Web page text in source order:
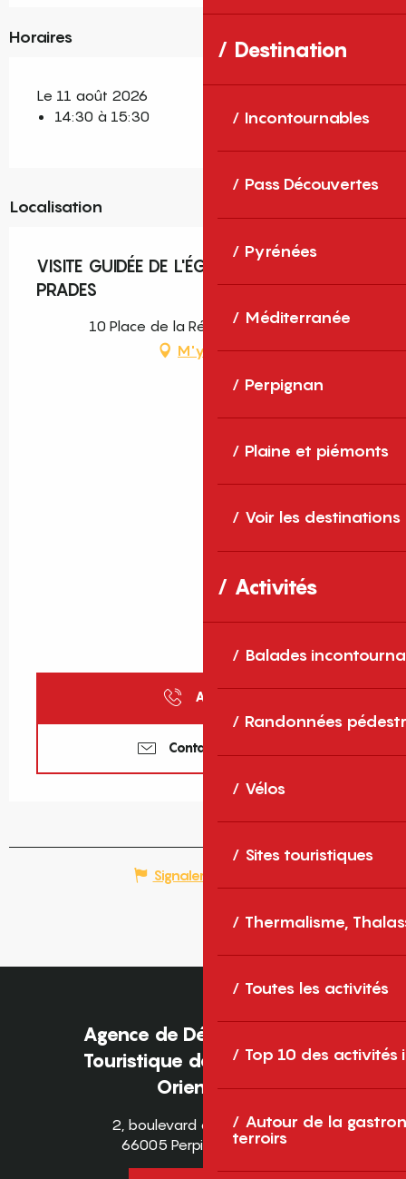
Destination
Incontournables
Pass Découvertes
Pyrénées
Méditerranée
Perpignan
Plaine et piémonts
Voir les destinations
Activités
Balades
Randonnées
Vélos
Sites touristiques
Thermalisme,
Toutes les activités
Top 10 des activités
Autour de la
terroirs
Horaires
Le 11 août 2026
14:30 à 15:30
Localisation
VISITE GUIDÉE DE L'ÉGLISE ST-PIERRE DE
PRADES
10 Place de la République, Prades
M'y rendre
Appeler
Contactez-nous
Signaler une erreur
Agence de Développement
Touristique des Pyrénées-
Orientales
2, boulevard des Pyrénées
66005 Perpignan Cedex